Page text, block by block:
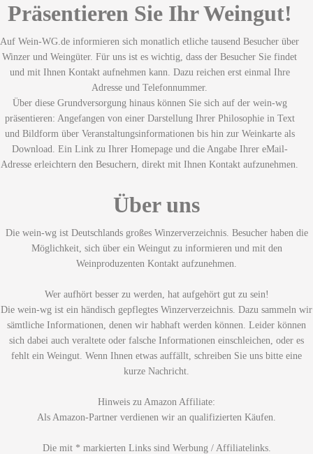
Präsentieren Sie Ihr Weingut!
Auf Wein-WG.de informieren sich monatlich etliche tausend Besucher über
Winzer und Weingüter. Für uns ist es wichtig, dass der Besucher Sie findet
und mit Ihnen Kontakt aufnehmen kann. Dazu reichen erst einmal Ihre
Adresse und Telefonnummer.
Über diese Grundversorgung hinaus können Sie sich auf der wein-wg
präsentieren: Angefangen von einer Darstellung Ihrer Philosophie in Text
und Bildform über Veranstaltungsinformationen bis hin zur Weinkarte als
Download. Ein Link zu Ihrer Homepage und die Angabe Ihrer eMail-
Adresse erleichtern den Besuchern, direkt mit Ihnen Kontakt aufzunehmen.
Über uns
Die wein-wg ist Deutschlands großes Winzerverzeichnis. Besucher haben die
Möglichkeit, sich über ein Weingut zu informieren und mit den
Weinproduzenten Kontakt aufzunehmen.
Wer aufhört besser zu werden, hat aufgehört gut zu sein!
Die wein-wg ist ein händisch gepflegtes Winzerverzeichnis. Dazu sammeln wir
sämtliche Informationen, denen wir habhaft werden können. Leider können
sich dabei auch veraltete oder falsche Informationen einschleichen, oder es
fehlt ein Weingut. Wenn Ihnen etwas auffällt, schreiben Sie uns bitte eine
kurze Nachricht.
Hinweis zu Amazon Affiliate:
Als Amazon-Partner verdienen wir an qualifizierten Käufen.
Die mit * markierten Links sind Werbung / Affiliatelinks.